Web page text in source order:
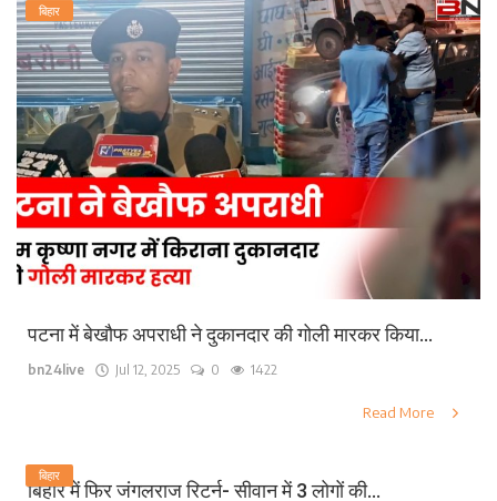
बिहार
पटना में बेखौफ अपराधी ने दुकानदार की गोली मारकर किया...
bn24live Jul 12, 2025 0 1422
Read More
बिहार
बिहार में फिर जंगलराज रिटर्न- सीवान में 3 लोगों की...